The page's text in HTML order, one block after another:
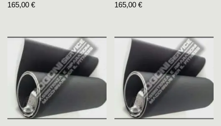
165,00 € 165,00€